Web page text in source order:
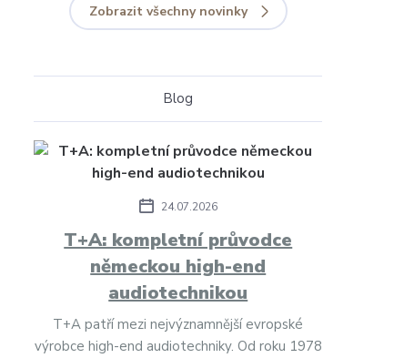
Zobrazit všechny novinky
Blog
24.07.2026
T+A: kompletní průvodce
německou high-end
audiotechnikou
T+A patří mezi nejvýznamnější evropské
výrobce high-end audiotechniky. Od roku 1978